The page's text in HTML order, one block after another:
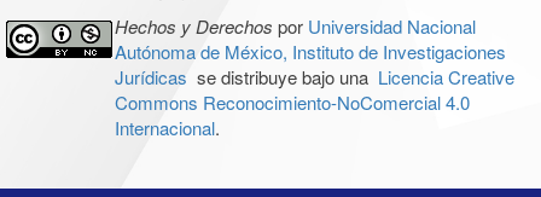
Hechos y Derechos por Universidad Nacional
Autónoma de México, Instituto de Investigaciones
Jurídicas se distribuye bajo una Licencia Creative
Commons Reconocimiento-NoComercial 4.0
Internacional.